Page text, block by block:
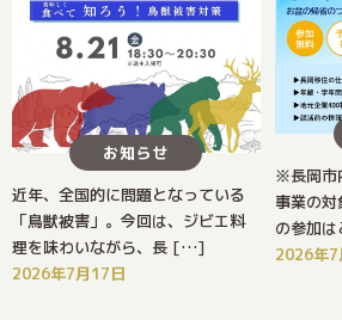
お知らせ
近年、全国的に問題となっている
「鳥獣被害」。今回は、ジビエ料
理を味わいながら、長 […]
2026年7月17日
※長岡市
事業の
の参加
2026年7